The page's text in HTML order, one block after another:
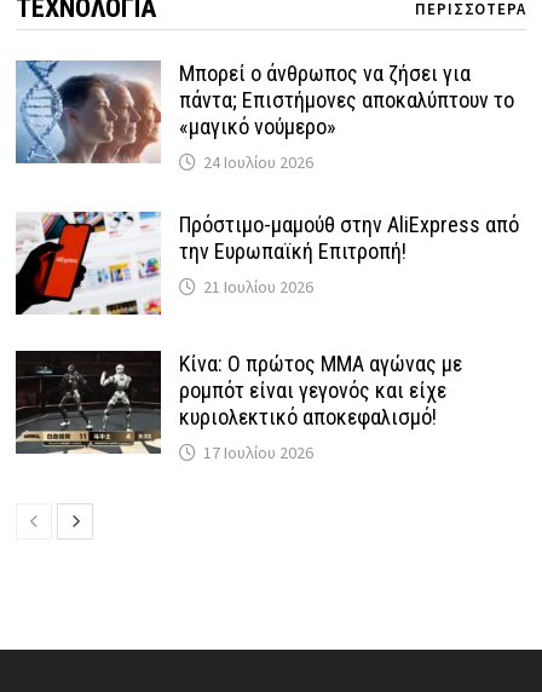
ΤΕΧΝΟΛΟΓΙΑ ΠΕΡΙΣΣΟΤΕΡΑ
Μπορεί ο άνθρωπος να ζήσει για
πάντα; Επιστήμονες αποκαλύπτουν το
«μαγικό νούμερο»
24 Ιουλίου 2026
Πρόστιμο-μαμούθ στην AliExpress από
την Ευρωπαϊκή Επιτροπή!
21 Ιουλίου 2026
Κίνα: Ο πρώτος MMA αγώνας με
ρομπότ είναι γεγονός και είχε
κυριολεκτικό αποκεφαλισμό!
17 Ιουλίου 2026